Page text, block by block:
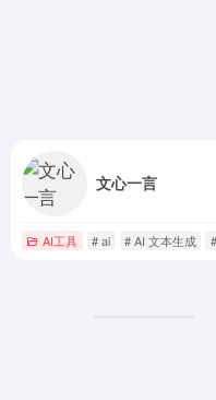
文心一言
AI工具 # ai # AI 文本生成